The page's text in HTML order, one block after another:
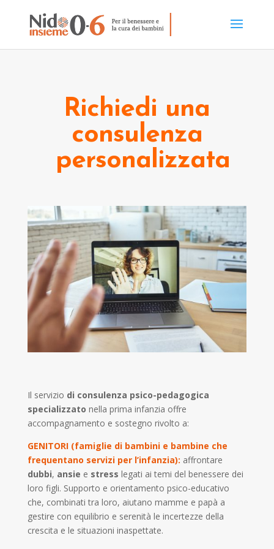
Richiedi una
consulenza
personalizzata
Il servizio di consulenza psico-pedagogica
specializzato nella prima infanzia offre
accompagnamento e sostegno rivolto a:
GENITORI (famiglie di bambini e bambine che
frequentano servizi per l’infanzia): affrontare
dubbi, ansie e stress legati ai temi del benessere dei
loro figli. Supporto e orientamento psico-educativo
che, combinati tra loro, aiutano mamme e papà a
gestire con equilibrio e serenità le incertezze della
crescita e le situazioni inaspettate.